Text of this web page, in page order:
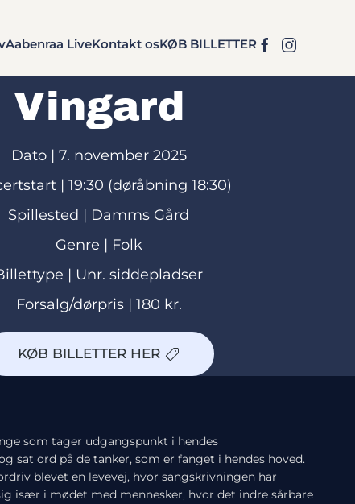
Aabenraa LiveKontakt osKØB BILLETTER
Vingard
Dato | 7. november 2025
| 19:30 (døråbning 18:30)
Spillested | Damms Gård
Genre | Folk
| Unr. siddepladser
Forsalg/dørpris | 180 kr.
KØB BILLETTER HER
som tager udgangspunkt i hendes
sat ord på de tanker, som er fanget i hendes hoved.
blevet en levevej, hvor sangskrivningen har
især i mødet med mennesker, hvor det indre sårbare